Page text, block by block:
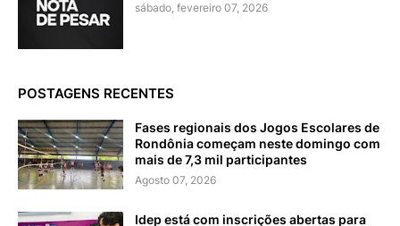
sábado, fevereiro 07, 2026
POSTAGENS RECENTES
Fases regionais dos Jogos Escolares de
Rondônia começam neste domingo com
mais de 7,3 mil participantes
Agosto 07, 2026
Idep está com inscrições abertas para